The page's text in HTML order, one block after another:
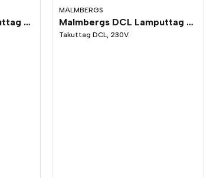
Malmbergs DCL Lamputtag Tak 2-Vägs Vit
MALMBERGS
Malmbergs DCL Lamputtag Tak 1-Vägs Vit
Takuttag DCL, 230V.